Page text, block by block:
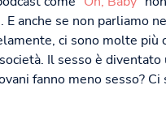
E anche se non parliamo
ci sono molte
Il sesso è
fanno meno sesso?